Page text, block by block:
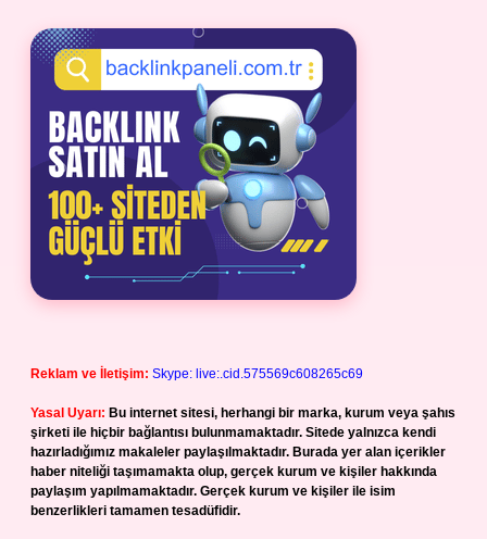
Reklam ve İletişim: Skype: live:.cid.575569c608265c69
Yasal Uyarı: Bu internet sitesi, herhangi bir marka, kurum veya şahıs
şirketi ile hiçbir bağlantısı bulunmamaktadır. Sitede yalnızca kendi
hazırladığımız makaleler paylaşılmaktadır. Burada yer alan içerikler
haber niteliği taşımamakta olup, gerçek kurum ve kişiler hakkında
paylaşım yapılmamaktadır. Gerçek kurum ve kişiler ile isim
benzerlikleri tamamen tesadüfidir.